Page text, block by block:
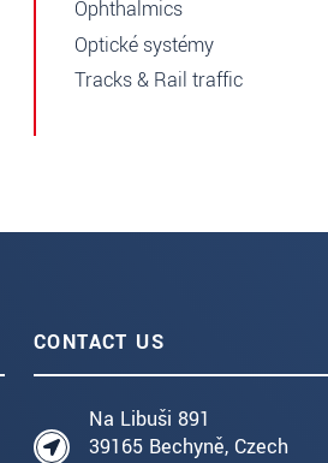
Ophthalmics
Optické systémy
Tracks & Rail traffic
CONTACT US
Na Libuši 891
39165 Bechyně, Czech